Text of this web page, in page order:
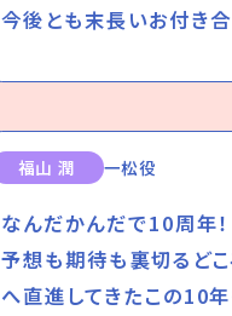
今後とも末長いお付き合
福山 潤 一松役
なんだかんだで10周年！
予想も期待も裏切るど
へ直進してきたこの10